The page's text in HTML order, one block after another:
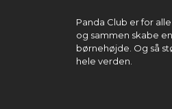
Panda Club er for
og sammen skabe
børnehøjde. Og så
hele verden.